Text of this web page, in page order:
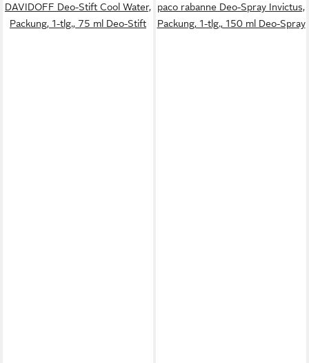
DAVIDOFF Deo-Stift Cool Water,
Packung, 1-tlg., 75 ml Deo-Stift
paco rabanne Deo-Spray Invictus,
Packung, 1-tlg., 150 ml Deo-Spray